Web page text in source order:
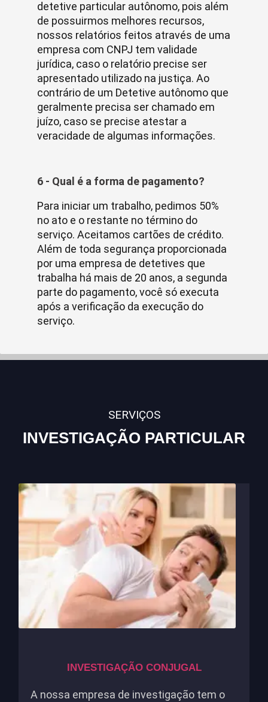
detetive particular autônomo, pois além
de possuirmos melhores recursos,
nossos relatórios feitos através de uma
empresa com CNPJ tem validade
jurídica, caso o relatório precise ser
apresentado utilizado na justiça. Ao
contrário de um Detetive autônomo que
geralmente precisa ser chamado em
juízo, caso se precise atestar a
veracidade de algumas informações.
6 - Qual é a forma de pagamento?
Para iniciar um trabalho, pedimos 50%
no ato e o restante no término do
serviço. Aceitamos cartões de crédito.
Além de toda segurança proporcionada
por uma empresa de detetives que
trabalha há mais de 20 anos, a segunda
parte do pagamento, você só executa
após a verificação da execução do
serviço.
SERVIÇOS
INVESTIGAÇÃO PARTICULAR
INVESTIGAÇÃO CONJUGAL
A nossa empresa de investigação tem o